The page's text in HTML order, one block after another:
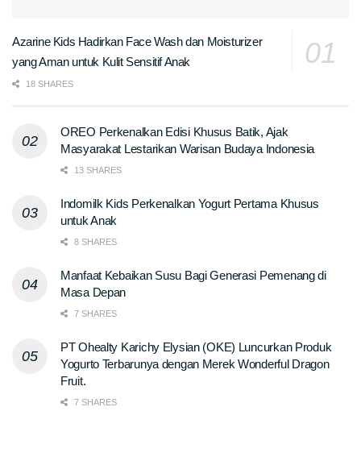
Azarine Kids Hadirkan Face Wash dan Moisturizer
yang Aman untuk Kulit Sensitif Anak
18 SHARES
OREO Perkenalkan Edisi Khusus Batik, Ajak
Masyarakat Lestarikan Warisan Budaya Indonesia
13 SHARES
Indomilk Kids Perkenalkan Yogurt Pertama Khusus
untuk Anak
8 SHARES
Manfaat Kebaikan Susu Bagi Generasi Pemenang di
Masa Depan
7 SHARES
PT Ohealty Karichy Elysian (OKE) Luncurkan Produk
Yogurto Terbarunya dengan Merek Wonderful Dragon
Fruit.
7 SHARES